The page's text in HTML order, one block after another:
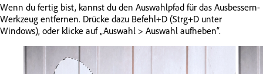
Wenn du fertig bist, kannst du den Auswahlpfad für das Ausbessern-
Werkzeug entfernen. Drücke dazu Befehl+D (Strg+D unter
Windows), oder klicke auf „Auswahl > Auswahl aufheben“.